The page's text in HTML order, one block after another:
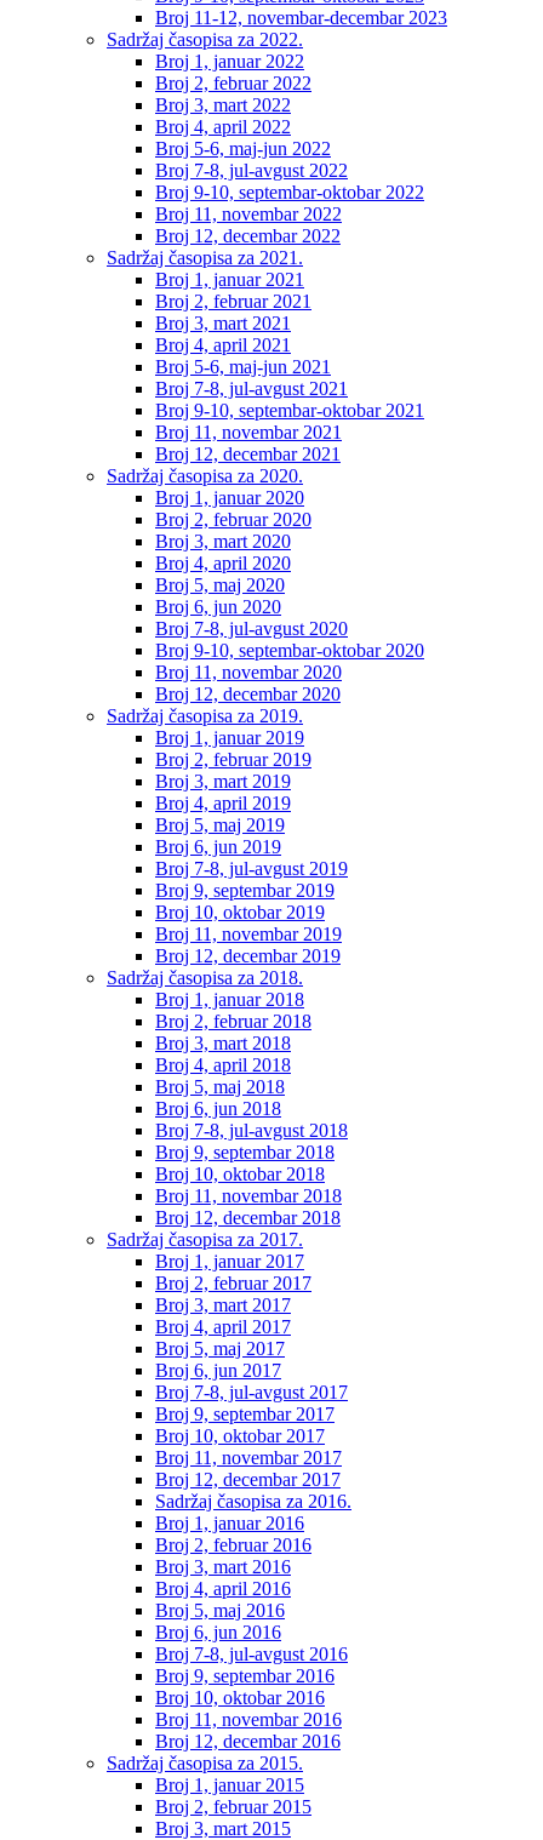
Broj 11-12, novembar-decembar 2023
Sadržaj časopisa za 2022.
Broj 1, januar 2022
Broj 2, februar 2022
Broj 3, mart 2022
Broj 4, april 2022
Broj 5-6, maj-jun 2022
Broj 7-8, jul-avgust 2022
Broj 9-10, septembar-oktobar 2022
Broj 11, novembar 2022
Broj 12, decembar 2022
Sadržaj časopisa za 2021.
Broj 1, januar 2021
Broj 2, februar 2021
Broj 3, mart 2021
Broj 4, april 2021
Broj 5-6, maj-jun 2021
Broj 7-8, jul-avgust 2021
Broj 9-10, septembar-oktobar 2021
Broj 11, novembar 2021
Broj 12, decembar 2021
Sadržaj časopisa za 2020.
Broj 1, januar 2020
Broj 2, februar 2020
Broj 3, mart 2020
Broj 4, april 2020
Broj 5, maj 2020
Broj 6, jun 2020
Broj 7-8, jul-avgust 2020
Broj 9-10, septembar-oktobar 2020
Broj 11, novembar 2020
Broj 12, decembar 2020
Sadržaj časopisa za 2019.
Broj 1, januar 2019
Broj 2, februar 2019
Broj 3, mart 2019
Broj 4, april 2019
Broj 5, maj 2019
Broj 6, jun 2019
Broj 7-8, jul-avgust 2019
Broj 9, septembar 2019
Broj 10, oktobar 2019
Broj 11, novembar 2019
Broj 12, decembar 2019
Sadržaj časopisa za 2018.
Broj 1, januar 2018
Broj 2, februar 2018
Broj 3, mart 2018
Broj 4, april 2018
Broj 5, maj 2018
Broj 6, jun 2018
Broj 7-8, jul-avgust 2018
Broj 9, septembar 2018
Broj 10, oktobar 2018
Broj 11, novembar 2018
Broj 12, decembar 2018
Sadržaj časopisa za 2017.
Broj 1, januar 2017
Broj 2, februar 2017
Broj 3, mart 2017
Broj 4, april 2017
Broj 5, maj 2017
Broj 6, jun 2017
Broj 7-8, jul-avgust 2017
Broj 9, septembar 2017
Broj 10, oktobar 2017
Broj 11, novembar 2017
Broj 12, decembar 2017
Sadržaj časopisa za 2016.
Broj 1, januar 2016
Broj 2, februar 2016
Broj 3, mart 2016
Broj 4, april 2016
Broj 5, maj 2016
Broj 6, jun 2016
Broj 7-8, jul-avgust 2016
Broj 9, septembar 2016
Broj 10, oktobar 2016
Broj 11, novembar 2016
Broj 12, decembar 2016
Sadržaj časopisa za 2015.
Broj 1, januar 2015
Broj 2, februar 2015
Broj 3, mart 2015